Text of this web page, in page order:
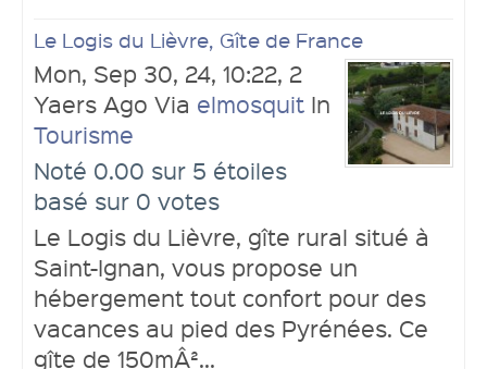
Le Logis du Lièvre, Gîte de France
Mon, Sep 30, 24, 10:22, 2
Yaers Ago Via elmosquit In
Tourisme
Noté 0.00 sur 5 étoiles
basé sur 0 votes
Le Logis du Lièvre, gîte rural situé à
Saint-Ignan, vous propose un
hébergement tout confort pour des
vacances au pied des Pyrénées. Ce
gîte de 150mÂ²...